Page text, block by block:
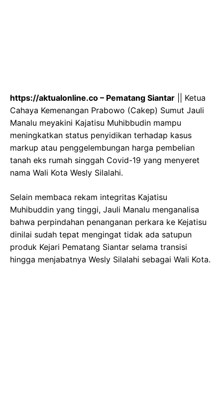
https://aktualonline.co – Pematang Siantar || Ketua
Cahaya Kemenangan Prabowo (Cakep) Sumut Jauli
Manalu meyakini Kajatisu Muhibbudin mampu
meningkatkan status penyidikan terhadap kasus
markup atau penggelembungan harga pembelian
tanah eks rumah singgah Covid-19 yang menyeret
nama Wali Kota Wesly Silalahi.
Selain membaca rekam integritas Kajatisu
Muhibuddin yang tinggi, Jauli Manalu menganalisa
bahwa perpindahan penanganan perkara ke Kejatisu
dinilai sudah tepat mengingat tidak ada satupun
produk Kejari Pematang Siantar selama transisi
hingga menjabatnya Wesly Silalahi sebagai Wali Kota.